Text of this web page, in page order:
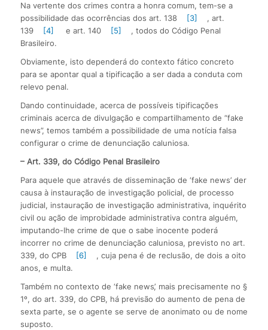
Na vertente dos crimes contra a honra comum, tem-se a
possibilidade das ocorrências dos art. 138
[3]
, art.
139
[4] e art. 140 [5]
, todos do Código Penal
Brasileiro.
Obviamente, isto dependerá do contexto fático concreto
para se apontar qual a tipificação a ser dada a conduta com
relevo penal.
Dando continuidade, acerca de possíveis tipificações
criminais acerca de divulgação e compartilhamento de “fake
news”, temos também a possibilidade de uma notícia falsa
configurar o crime de denunciação caluniosa.
– Art. 339, do Código Penal Brasileiro
Para aquele que através de disseminação de ‘fake news’ der
causa à instauração de investigação policial, de processo
judicial, instauração de investigação administrativa, inquérito
civil ou ação de improbidade administrativa contra alguém,
imputando-lhe crime de que o sabe inocente poderá
incorrer no crime de denunciação caluniosa, previsto no art.
339, do CPB
[6]
, cuja pena é de reclusão, de dois a oito
anos, e multa.
Também no contexto de ‘fake news’, mais precisamente no §
1º, do art. 339, do CPB, há previsão do aumento de pena de
sexta parte, se o agente se serve de anonimato ou de nome
suposto.